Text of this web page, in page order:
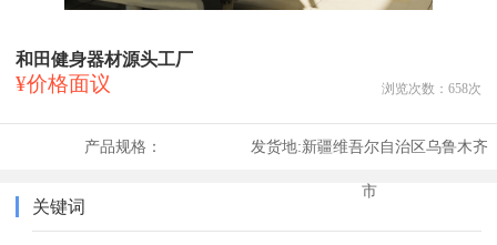
和田健身器材源头工厂
¥价格面议 浏览次数： 658次
产品规格： 发货地:新疆维吾尔自治区乌鲁木齐
市
关键词